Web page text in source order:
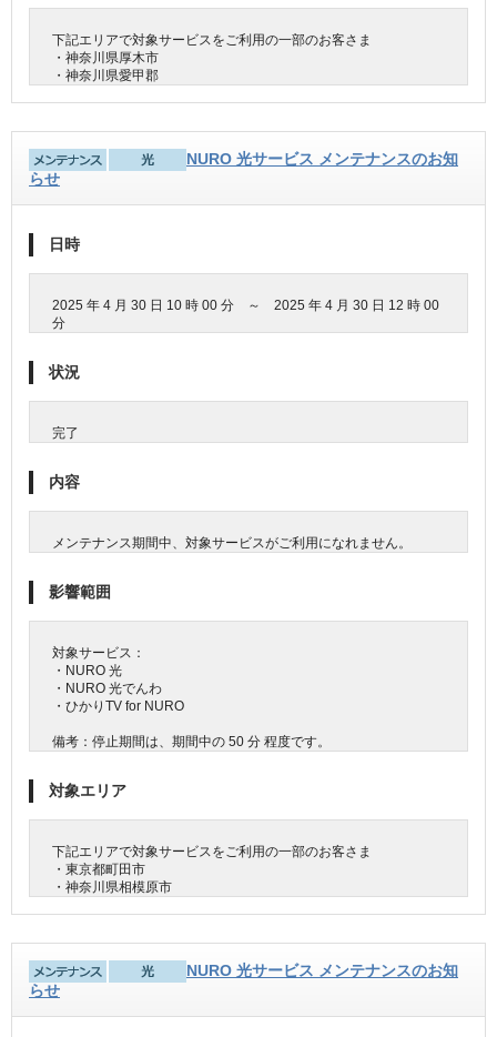
下記エリアで対象サービスをご利用の一部のお客さま
・神奈川県厚木市
・神奈川県愛甲郡
NURO 光サービス メンテナンスのお知
らせ
日時
2025 年 4 月 30 日 10 時 00 分 ～ 2025 年 4 月 30 日 12 時 00
分
状況
完了
内容
メンテナンス期間中、対象サービスがご利用になれません。
影響範囲
対象サービス：
・NURO 光
・NURO 光でんわ
・ひかりTV for NURO
備考：停止期間は、期間中の 50 分 程度です。
対象エリア
下記エリアで対象サービスをご利用の一部のお客さま
・東京都町田市
・神奈川県相模原市
NURO 光サービス メンテナンスのお知
らせ